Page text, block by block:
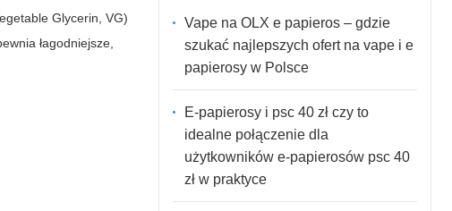
Glycerin, VG)
łagodniejsze,
Vape na OLX e papieros – gdzie
szukać najlepszych ofert na vape i e
papierosy w Polsce
E-papierosy i psc 40 zł czy to
idealne połączenie dla
użytkowników e-papierosów psc 40
zł w praktyce